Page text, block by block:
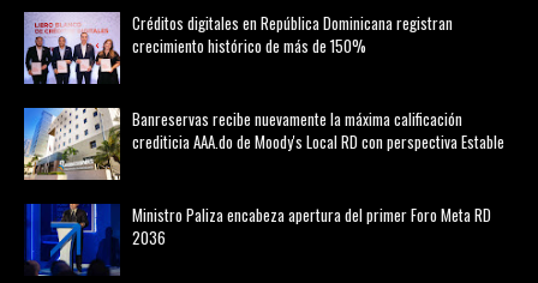
Créditos digitales en República Dominicana registran
crecimiento histórico de más de 150%
Banreservas recibe nuevamente la máxima calificación
crediticia AAA.do de Moody's Local RD con perspectiva Estable
Ministro Paliza encabeza apertura del primer Foro Meta RD
2036